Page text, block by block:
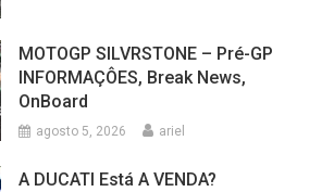
MOTOGP SILVRSTONE – Pré-GP
INFORMAÇÔES, Break News,
OnBoard
agosto 5, 2026 ariel
A DUCATI Está A VENDA?